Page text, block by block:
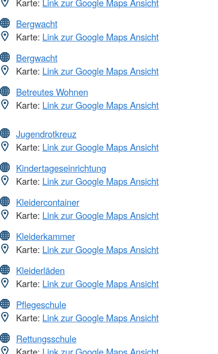
Bergwacht
Karte: Link zur Google Maps Ansicht
Bergwacht
Karte: Link zur Google Maps Ansicht
Betreutes Wohnen
Karte: Link zur Google Maps Ansicht
Jugendrotkreuz
Karte: Link zur Google Maps Ansicht
Kindertageseinrichtung
Karte: Link zur Google Maps Ansicht
Kleidercontainer
Karte: Link zur Google Maps Ansicht
Kleiderkammer
Karte: Link zur Google Maps Ansicht
Kleiderläden
Karte: Link zur Google Maps Ansicht
Pflegeschule
Karte: Link zur Google Maps Ansicht
Rettungsschule